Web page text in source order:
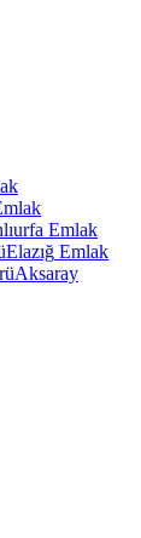
Emlak
Elazığ Emlak
Aksaray